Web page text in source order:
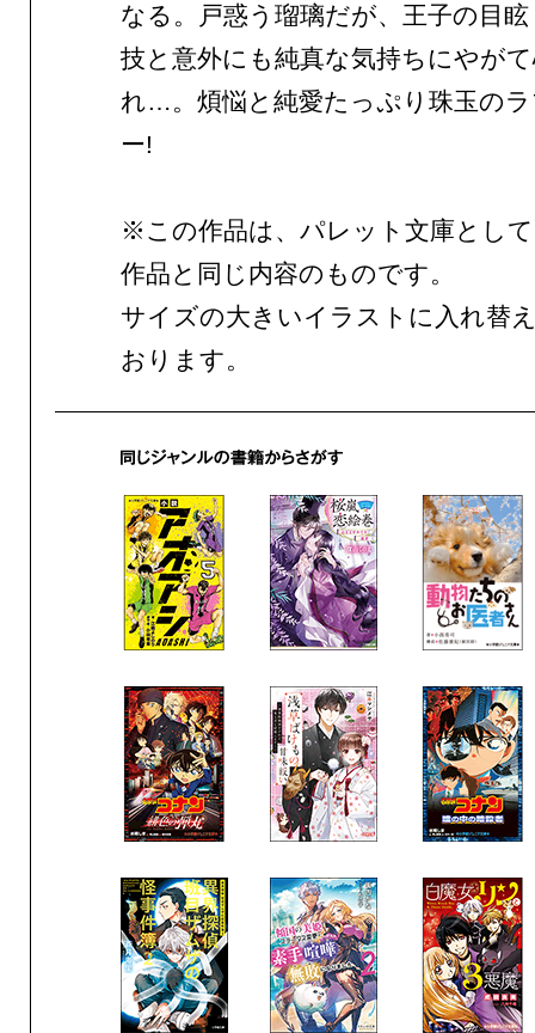
なる。戸惑う瑠璃だが、王子の目
技と意外にも純真な気持ちにやが
れ…。煩悩と純愛たっぷり珠玉の
ー!
※この作品は、パレット文庫とし
作品と同じ内容のものです。
サイズの大きいイラストに入れ替
おります。